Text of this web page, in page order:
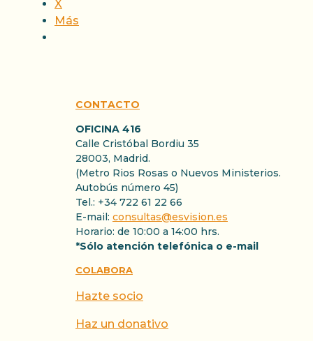
X
Más
CONTACTO
OFICINA 416
Calle Cristóbal Bordiu 35
28003, Madrid.
(Metro Rios Rosas o Nuevos Ministerios.
Autobús número 45)
Tel.: +34 722 61 22 66
E-mail: consultas@esvision.es
Horario: de 10:00 a 14:00 hrs.
*Sólo atención telefónica o e-mail
COLABORA
Hazte socio
Haz un donativo